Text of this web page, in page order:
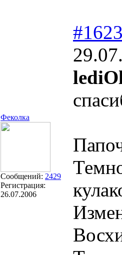
Феколка
Сообщений: 2429
Регистрация:
26.07.2006